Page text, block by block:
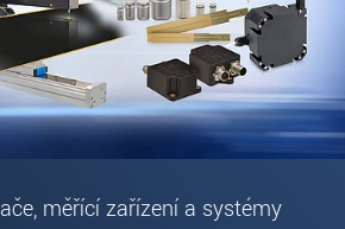
měřící zařízení a systémy